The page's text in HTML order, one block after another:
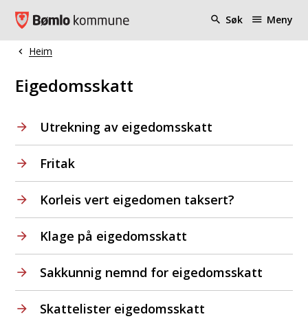
Bømlo kommune Søk Meny
Du er her:
Heim
Eigedomsskatt
Utrekning av eigedomsskatt
Fritak
Korleis vert eigedomen taksert?
Klage på eigedomsskatt
Sakkunnig nemnd for eigedomsskatt
Skattelister eigedomsskatt